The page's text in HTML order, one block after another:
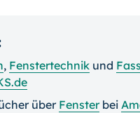
, Fenstertechnik und
über Fensterbei